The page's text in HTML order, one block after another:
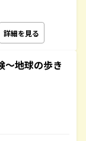
詳細を見る
～地球の歩き